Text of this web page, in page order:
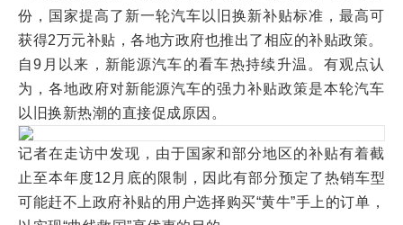
份，国家提高了新一轮汽车以旧换新补贴标准，最高可
获得2万元补贴，各地方政府也推出了相应的补贴政策。
自9月以来，新能源汽车的看车热持续升温。有观点认
为，各地政府对新能源汽车的强力补贴政策是本轮汽车
以旧换新热潮的直接促成原因。
记者在走访中发现，由于国家和部分地区的补贴有着截
止至本年度12月底的限制，因此有部分预定了热销车型
可能赶不上政府补贴的用户选择购买“黄牛”手上的订单，